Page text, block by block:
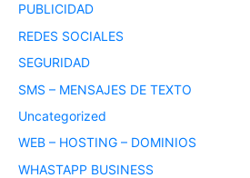
PUBLICIDAD
REDES SOCIALES
SEGURIDAD
SMS – MENSAJES DE TEXTO
Uncategorized
WEB – HOSTING – DOMINIOS
WHASTAPP BUSINESS